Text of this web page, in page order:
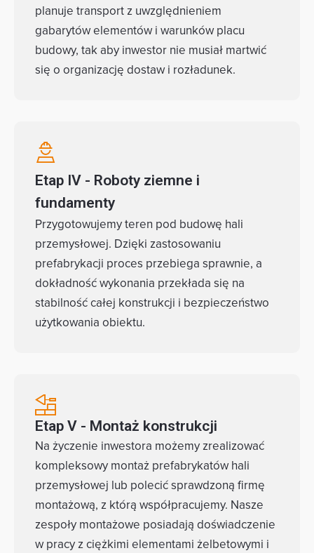
planuje transport z uwzględnieniem
gabarytów elementów i warunków placu
budowy, tak aby inwestor nie musiał martwić
się o organizację dostaw i rozładunek.
Etap IV - Roboty ziemne i
fundamenty
Przygotowujemy teren pod budowę hali
przemysłowej. Dzięki zastosowaniu
prefabrykacji proces przebiega sprawnie, a
dokładność wykonania przekłada się na
stabilność całej konstrukcji i bezpieczeństwo
użytkowania obiektu.
Etap V - Montaż konstrukcji
Na życzenie inwestora możemy zrealizować
kompleksowy montaż prefabrykatów hali
przemysłowej lub polecić sprawdzoną firmę
montażową, z którą współpracujemy. Nasze
zespoły montażowe posiadają doświadczenie
w pracy z ciężkimi elementami żelbetowymi i